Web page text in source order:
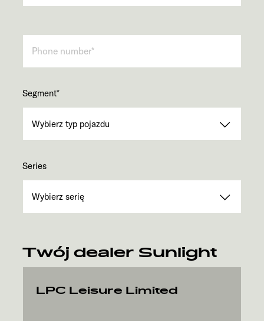
Segment*
Series
Twój dealer Sunlight
LPC Leisure Limited